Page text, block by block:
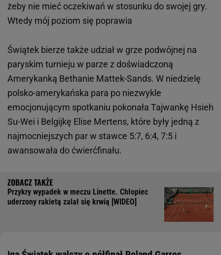
żeby nie mieć oczekiwań w stosunku do swojej gry.
Wtedy mój poziom się poprawia
Świątek bierze także udział w grze podwójnej na
paryskim turnieju w parze z doświadczoną
Amerykanką Bethanie Mattek-Sands. W niedzielę
polsko-amerykańska para po niezwykle
emocjonującym spotkaniu pokonała Tajwankę Hsieh
Su-Wei i Belgijkę Elise Mertens, które były jedną z
najmocniejszych par w stawce 5:7, 6:4, 7:5 i
awansowała do ćwierćfinału.
Przykry wypadek w meczu Linette. Chłopiec
uderzony rakietą zalał się krwią [WIDEO]